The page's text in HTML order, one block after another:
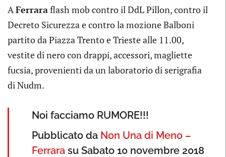
AFerraraflash mob contro il DdL Pillon, contro il
Decreto Sicurezza e contro la mozione Balboni
partito da Piazza Trento e Trieste alle 11.00,
vestite di nero con drappi, accessori, magliette
fucsia, provenienti da un laboratorio di serigrafia
di Nudm.
Noi facciamo RUMORE!!!
Pubblicato da Non Una di Meno –
Ferrara su Sabato 10 novembre 2018